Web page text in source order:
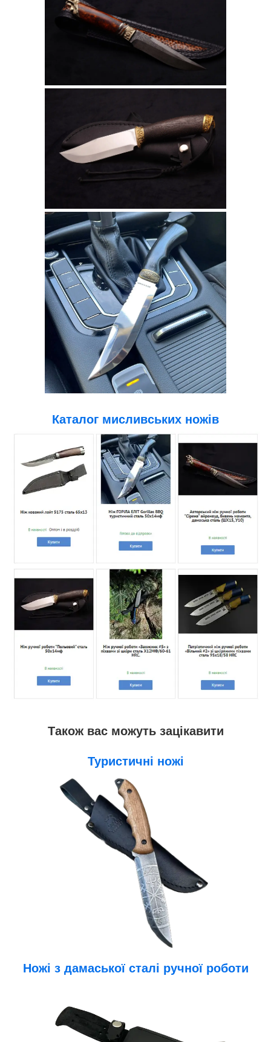
Каталог мисливських ножів
Також вас можуть зацікавити
Туристичні ножі
Ножі з дамаської сталі ручної роботи